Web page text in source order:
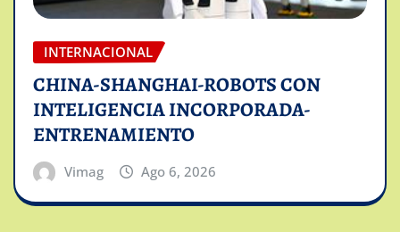
INTERNACIONAL
CHINA-SHANGHAI-ROBOTS CON
INTELIGENCIA INCORPORADA-
ENTRENAMIENTO
Vimag Ago 6, 2026